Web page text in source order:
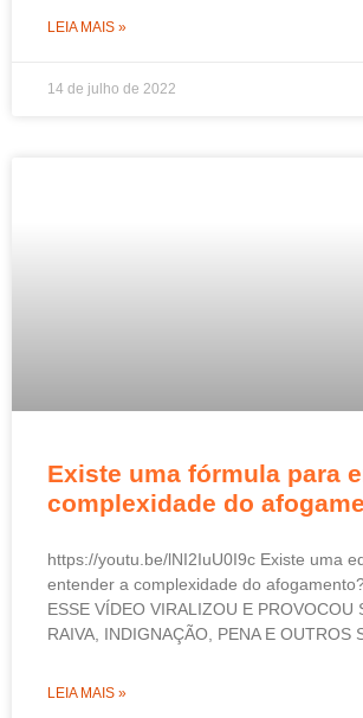
LEIA MAIS »
14 de julho de 2022
Existe uma fórmula para
complexidade do
https://youtu.be/lNI2IuU0I9c Existe uma
entender a complexidade do
ESSE VÍDEO VIRALIZOU E PROVOCOU
RAIVA, INDIGNAÇÃO, PENA E OUTROS
LEIA MAIS »